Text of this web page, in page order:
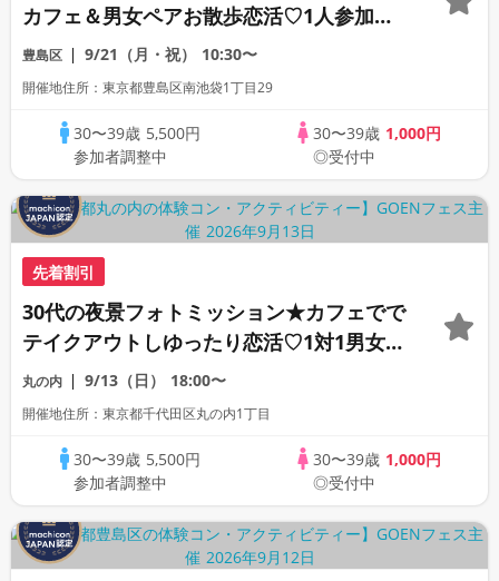
カフェ＆男女ペアお散歩恋活♡1人参加歓
迎※入場料1800円別途必要★わんことふれ
あえるおやつ付き
豊島区 9/21（月・祝） 10:30〜
開催地住所：東京都豊島区南池袋1丁目29
30〜39歳 5,500円
参加者調整中
30〜39歳 1,000円
◎受付中
先着割引
30代の夜景フォトミッション★カフェでで
テイクアウトしゆったり恋活♡1対1男女ペ
アトークお約束★1人参加限定★
丸の内 9/13（日） 18:00〜
開催地住所：東京都千代田区丸の内1丁目
30〜39歳 5,500円
参加者調整中
30〜39歳 1,000円
◎受付中